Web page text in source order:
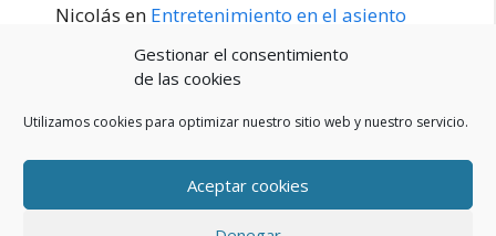
Gestionar el consentimiento
de las cookies
Utilizamos cookies para optimizar nuestro sitio web y nuestro servicio.
Aceptar cookies
Nicolás en Entretenimiento en el asiento
principios de 2020
POLÍTICA DE PRIVACIDAD